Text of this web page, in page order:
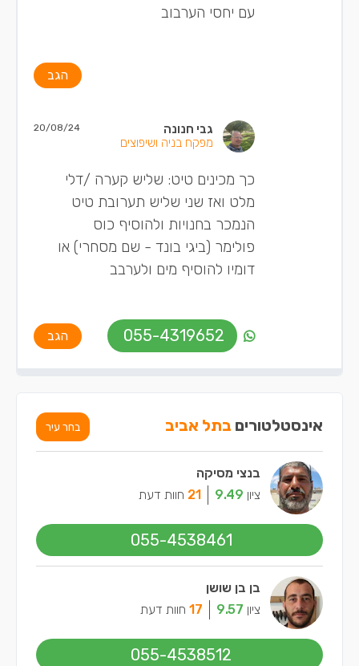
עם יחסי הערבוב
הגב
גבי חנונה
מפקח בניה ושיפוצים
20/08/24
כך מכינים טיט: שליש קערה /דלי
מלט ואז שני שליש תערובת טיט
הנמכר בחנויות ולהוסיף כוס
פולימר (ביגי בונד - שם מסחרי) או
דומיו להוסיף מים ולערבב
055-4319652 הגב
אינסטלטורים בתל אביב בחר עיר
בנצי מסיקה
ציון 9.49
21 חוות דעת
055-4538461
בן בן שושן
ציון 9.57
17 חוות דעת
055-4538512